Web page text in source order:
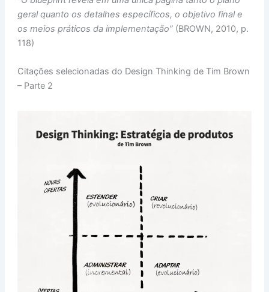
geral quanto os detalhes específicos, o objetivo final e
os meios práticos da implementação” (BROWN, 2010, p.
118)
Citações selecionadas do Design Thinking de Tim Brown
– Parte 2